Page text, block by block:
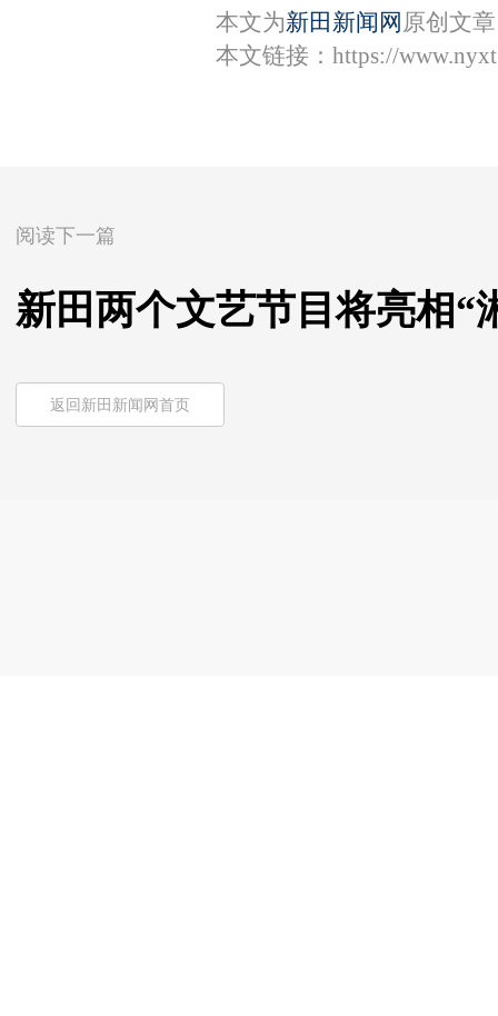
本文为新田新闻网 原创文
本文链接： https://
阅读下一篇
新田两个文艺节目将亮相“
返回新田新闻网首页